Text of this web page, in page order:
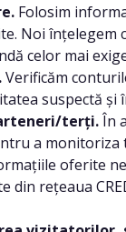
Folosim
Noi înțelegem
celor mai
Verificăm
suspectă
terți.În
a monitoriza
oferite
din rețeaua